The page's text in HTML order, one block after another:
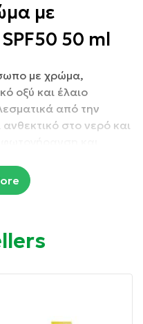
με
50 ml
με χρώμα,
οξύ και έλαιο
από την
ανθεκτικό στο νερό και
απόχρωση
χαρίζοντας
φωτογήρανση,